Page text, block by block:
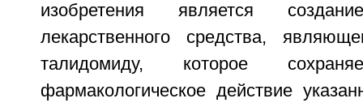
изобретения является
лекарственного средства,
талидомиду, которое
фармакологическое действие